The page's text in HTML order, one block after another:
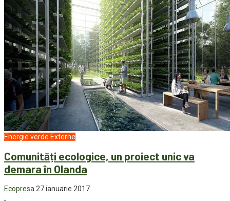
Energie verde Externe
Comunități ecologice, un proiect unic va
demara în Olanda
Ecopresa 27 ianuarie 2017